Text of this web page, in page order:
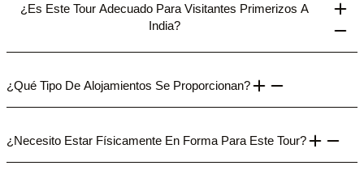
¿Es Este Tour Adecuado Para Visitantes Primerizos A
India?
¿Qué Tipo De Alojamientos Se Proporcionan?
¿Necesito Estar Físicamente En Forma Para Este Tour?